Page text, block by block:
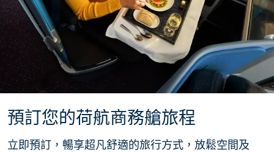
預訂您的荷航商務艙旅程
立即預訂，暢享超凡舒適的旅行方式，放鬆空間及